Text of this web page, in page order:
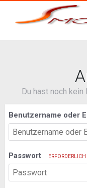
Du hast noch kein
Benutzername oder
Passwort ERFORDERLICH